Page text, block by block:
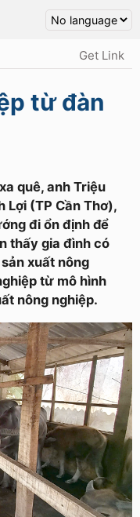
Get Link
từ đàn
quê, anh Triệu
Lợi (TP Cần Thơ),
đi ổn định để
thấy gia đình có
xuất nông
từ mô hình
nông nghiệp.